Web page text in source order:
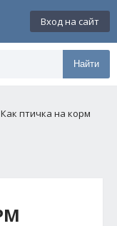
Вход на сайт
Найти
Как птичка на корм